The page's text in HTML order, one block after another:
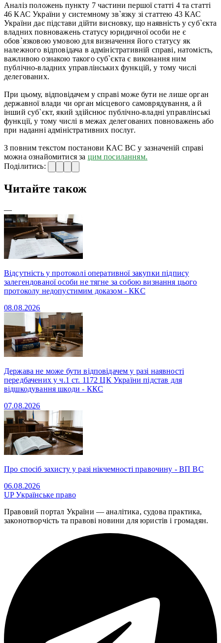
Аналіз положень пункту 7 частини першої статті 4 та статті
46 КАС України у системному зв`язку зі статтею 43 КАС
України дає підстави дійти висновку, що наявність у суб`єкта
владних повноважень статусу юридичної особи не є
обов`язковою умовою для визначення його статусу як
належного відповідача в адміністративній справі, натомість,
важливою ознакою такого суб`єкта є виконання ним
публічно-владних управлінських функцій, у тому числі
делегованих.
При цьому, відповідачем у справі може бути не лише орган
державної влади чи орган місцевого самоврядування, а й
інший суб`єкт, який здійснює публічно-владні управлінські
функції, у тому числі в межах делегованих повноважень або
при наданні адміністративних послуг.
З повним текстом постанови КАС ВС у зазначеній справі
можна ознайомитися за цим посиланням.
Поділитись:
Читайте також
—
Відсутність у протоколі оперативної закупки підпису
залегендованої особи не тягне за собою визнання цього
протоколу недопустимим доказом - ККС
08.08.2026
Держава не може бути відповідачем у разі наявності
передбачених у ч.1 ст. 1172 ЦК України підстав для
відшкодування шкоди - ККС
07.08.2026
Про спосіб захисту у разі нікчемності правочину - ВП ВС
06.08.2026
UPУкраїнське право
Правовий портал України — аналітика, судова практика,
законотворчість та правові новини для юристів і громадян.